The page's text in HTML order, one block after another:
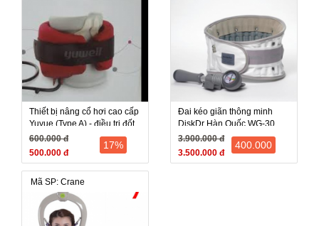
Thiết bị nâng cổ hơi cao cấp
Yuyue (Type A) - điều trị đốt
sống cổ, đau nhức mỏi cổ
600.000 đ
500.000 đ
17%
Đai kéo giãn thông minh
DiskDr Hàn Quốc WG-30,
Điều trị đau lưng
3.900.000 đ
3.500.000 đ
400.000
Mã SP: Crane